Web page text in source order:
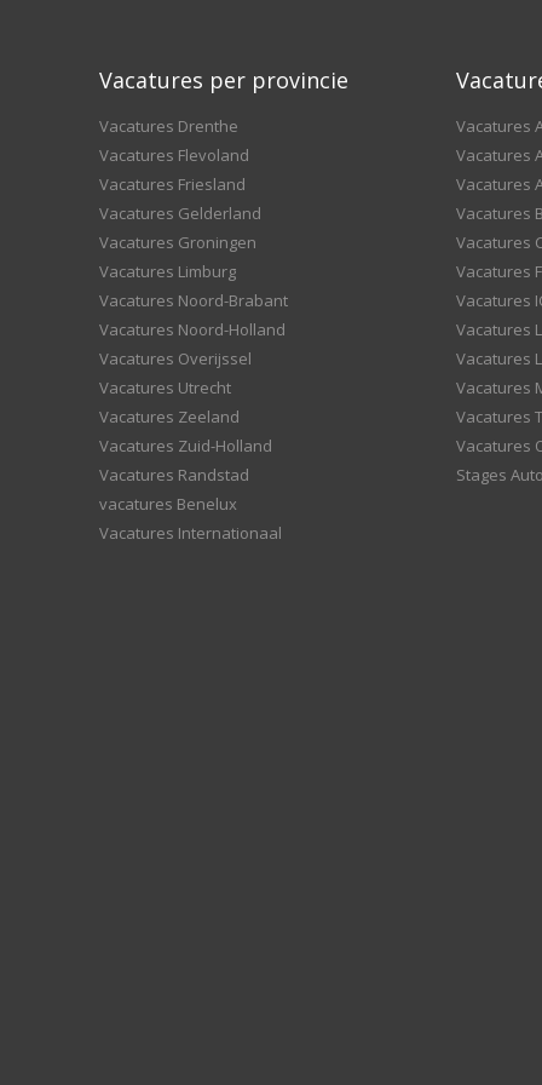
Vacatures per provincie
Vacatures Drenthe
Vacatures Flevoland
Vacatures Friesland
Vacatures Gelderland
Vacatures Groningen
Vacatures Limburg
Vacatures Noord-Brabant
Vacatures Noord-Holland
Vacatures Overijssel
Vacatures Utrecht
Vacatures Zeeland
Vacatures Zuid-Holland
Vacatures Randstad
vacatures Benelux
Vacatures Internationaal
Vacatures
Vacatures
Vacatures
Vacatures
Vacatures
Vacatures
Vacatures
Vacatures
Vacatures
Vacatures
Vacatures
Vacatures
Stages